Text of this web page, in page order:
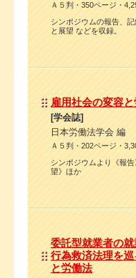
Ａ５判・350ページ・
シンポジウムの報告、
と展望 などを収録。
雇用社会の変容
[学会誌]
日本労働法学会 編
Ａ５判・202ページ・
シンポジウムより《報
望》ほか
委託型就業者の
行為救済法理を
と労働法